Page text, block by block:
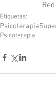
Etiquetas:
Psicoterapia
Psicoterapia